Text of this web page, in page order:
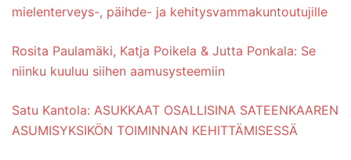
mielenterveys-, päihde- ja kehitysvammakuntoutujille
Rosita Paulamäki, Katja Poikela & Jutta Ponkala: Se
niinku kuuluu siihen aamusysteemiin
Satu Kantola: ASUKKAAT OSALLISINA SATEENKAAREN
ASUMISYKSIKÖN TOIMINNAN KEHITTÄMISESSÄ